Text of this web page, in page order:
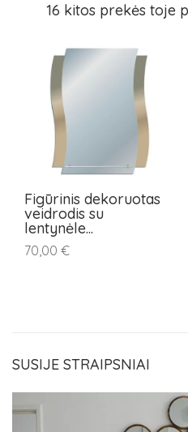
16 kitos prekės toje
Figūrinis dekoruotas
veidrodis su
lentynėle...
70,00 €
SUSIJE STRAIPSNIAI